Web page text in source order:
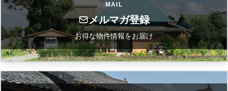
MAIL
メルマガ登録
お得な物件情報をお届け